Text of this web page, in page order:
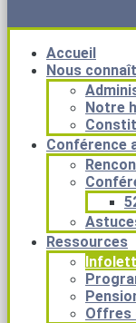
Accueil
Nous
Notre
Conférence
Ressources
Offres